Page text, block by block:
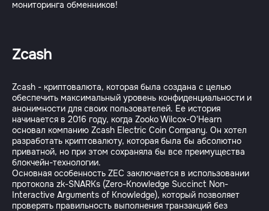
Zcash
Zcash - криптовалюта, которая была создана с целью
обеспечить максимальный уровень конфиденциальности и
анонимности для своих пользователей. Ее история
начинается в 2016 году, когда Zooko Wilcox-O'Hearn
основал компанию Zcash Electric Coin Company. Он хотел
разработать криптовалюту, которая была бы абсолютно
приватной, но при этом сохраняла бы все преимущества
блокчейн-технологии.
Основная особенность ZEC заключается в использовании
протокола zk-SNARKs (Zero-Knowledge Succinct Non-
Interactive Arguments of Knowledge), который позволяет
проверять правильность выполнения транзакций без